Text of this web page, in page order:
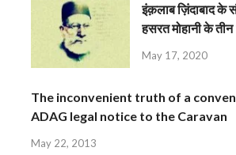
इंक़लाब ज़िंदाबाद के
हसरत मोहानी के तीन
May 17, 2020
The inconvenient truth of a
ADAG legal notice to the Caravan
May 22, 2013